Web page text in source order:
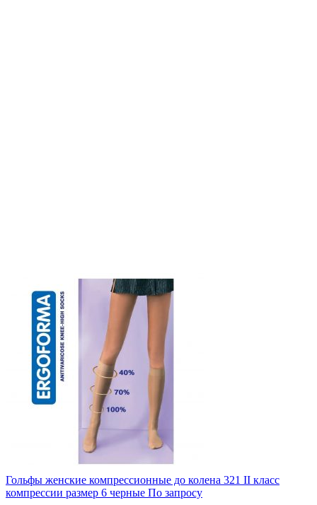
Гольфы женские компрессионные до колена 321 II класс
компрессии размер 6 черные По запросу